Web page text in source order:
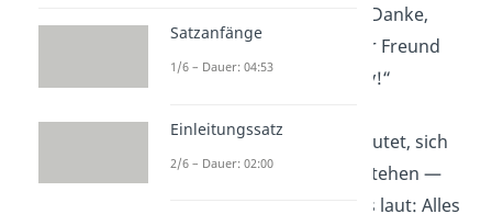
! Danke,
dass du mein bester Freund
bist. Happy Birthday!“
„Freundschaft bedeutet, sich
ohneWorte
zu verstehen —
aber heute sag ich’s laut: Alles
Satzanfänge
1/6 – Dauer: 04:53
Einleitungssatz
2/6 – Dauer: 02:00